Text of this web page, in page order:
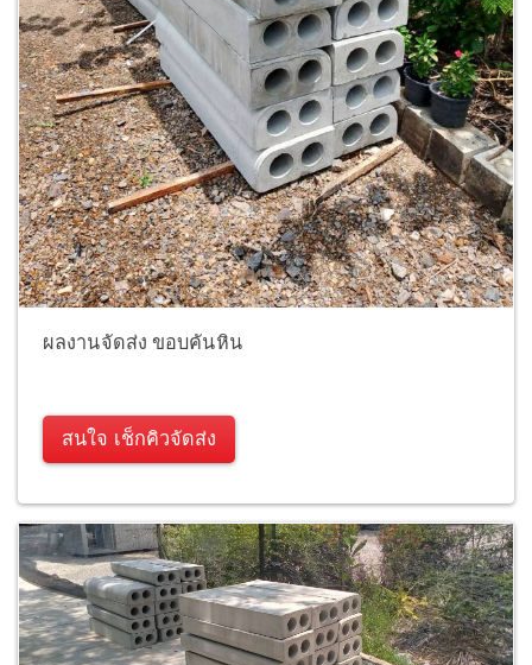
ผลงานจัดส่ง ขอบคันหิน
สนใจ เช็กคิวจัดส่ง